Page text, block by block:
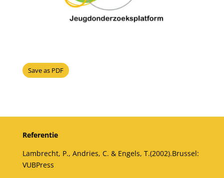
Save as PDF
Referentie
Lambrecht, P., Andries, C. & Engels, T.(2002).Brussel:
VUBPress